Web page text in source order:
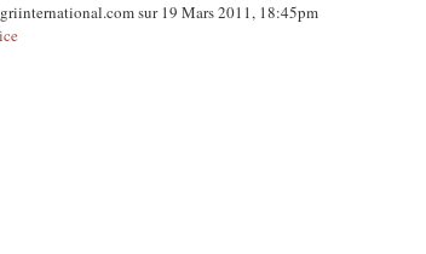
sur 19 Mars 2011, 18:45pm